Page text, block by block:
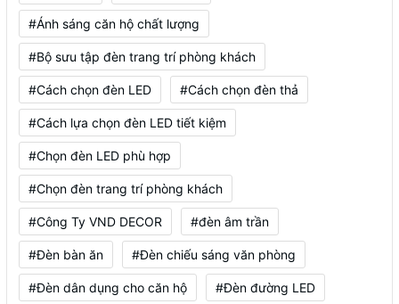
#Ánh sáng căn hộ chất lượng
#Bộ sưu tập đèn trang trí phòng khách
#Cách chọn đèn LED #Cách chọn đèn thả
#Cách lựa chọn đèn LED tiết kiệm
#Chọn đèn LED phù hợp
#Chọn đèn trang trí phòng khách
#Công Ty VND DECOR #đèn âm trần
#Đèn bàn ăn #Đèn chiếu sáng văn phòng
#Đèn dân dụng cho căn hộ #Đèn đường LED